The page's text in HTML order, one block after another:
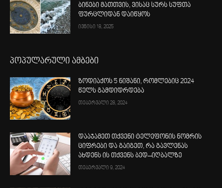
ბინები მათთვის, ვისაც სურს სუფთა
ფურცლიდან დაიწყოს
ივნისი 18, 2025
პოპულარული ამბები
ზოდიაქოს 5 ნიშანი, რომლებიც 2024
წელს გამდიდრდება
თებერვალი 28, 2024
დააჯამეთ თქვენი ტელეფონის ნომრის
ციფრები და გაიგეთ, რა გავლენას
ახდენს ის თქვენს ბედ–იღბალზე
თებერვალი 9, 2024